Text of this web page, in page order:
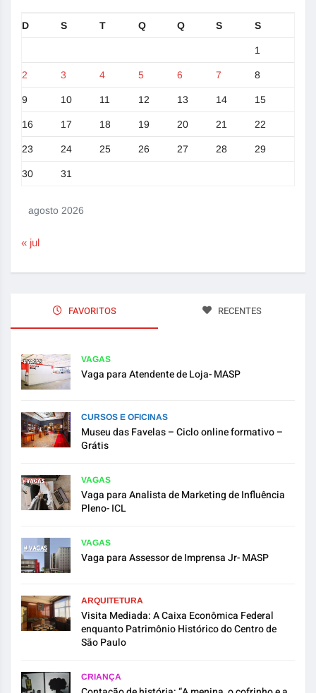
agosto 2026
D S T Q Q S S
1
2 3 4 5 6 7 8
9 10 11 12 13 14 15
16 17 18 19 20 21 22
23 24 25 26 27 28 29
30 31
« jul
FAVORITOS RECENTES
VAGAS
Vaga para Atendente de Loja- MASP
CURSOS E OFICINAS
Museu das Favelas – Ciclo online formativo –
Grátis
VAGAS
Vaga para Analista de Marketing de Influência
Pleno- ICL
VAGAS
Vaga para Assessor de Imprensa Jr- MASP
ARQUITETURA
Visita Mediada: A Caixa Econômica Federal
enquanto Patrimônio Histórico do Centro de
São Paulo
CRIANÇA